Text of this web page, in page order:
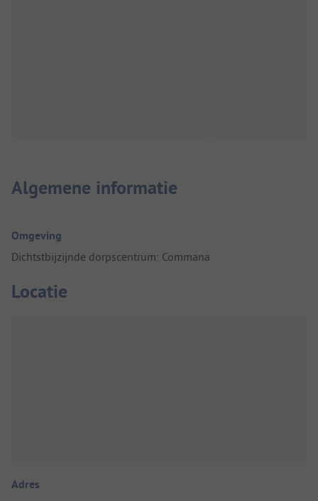
Algemene informatie
Omgeving
Dichtstbijzijnde dorpscentrum: Commana
Locatie
Adres